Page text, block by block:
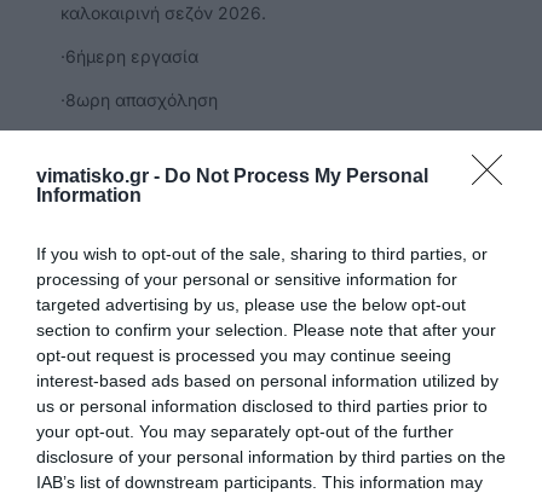
vimatisko.gr - Do Not Process My Personal
Information
If you wish to opt-out of the sale, sharing to third parties, or
processing of your personal or sensitive information for
targeted advertising by us, please use the below opt-out
section to confirm your selection. Please note that after your
opt-out request is processed you may continue seeing
interest-based ads based on personal information utilized by
us or personal information disclosed to third parties prior to
your opt-out. You may separately opt-out of the further
disclosure of your personal information by third parties on the
IAB’s list of downstream participants. This information may
καλοκαιρινή σεζόν 2026.
·6ήμερη εργασία
·8ωρη απασχόληση
manager@aegeanhouses-kos.com
info@aegeanhouses-kos.com
καθημερινά
Πληροφορίες:
Τηλ.: 22420 48410